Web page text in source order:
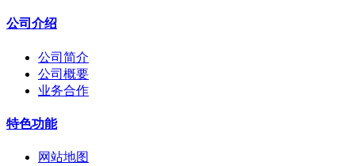
公司介绍
公司简介
公司概要
业务合作
特色功能
网站地图